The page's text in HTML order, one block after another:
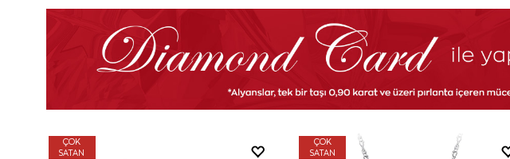
ÇOK
SATAN
ÇOK
SATAN